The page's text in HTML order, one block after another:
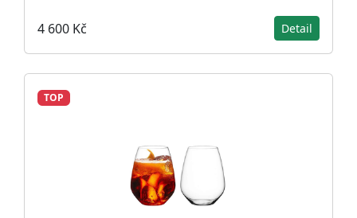
4 600 Kč Detail
TOP